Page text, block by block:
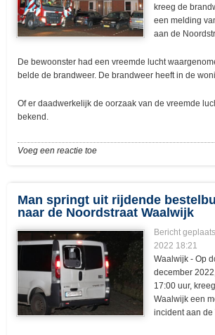
kreeg de
een melding
aan de
De bewoonster had een vreemde lucht
belde de brandweer. De brandweer heeft in de
Of er daadwerkelijk de oorzaak van de vreemde
bekend.
Voeg een reactie toe
Man springt uit rijdende
naar de Noordstraat Waalwijk
Bericht
2022 18:21
Waalwijk - Op
december
17:00 uur,
Waalwijk een
incident aan